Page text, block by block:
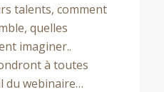
talents, comment
quelles
imaginer..
à toutes
du webinaire…